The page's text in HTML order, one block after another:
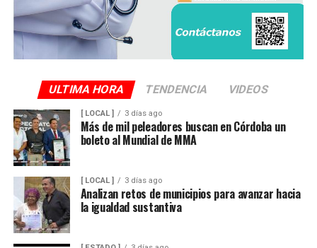
El dirigente sostuvo que México cuenta con la capacidad
suficiente para abastecer la demanda nacional, por lo
que consideró innecesaria la importación de este
En ese sentido, exhortó a la población a revisar el origen
del huevo antes de comprarlo y dar preferencia al
producto nacional, al asegurar que ofrece mayor
frescura y calidad, además de respaldar la economía de
Finalmente, destacó que entre Veracruz y Puebla
operan ocho empresas productoras con más de 350
granjas avícolas, las cuales representan una importante
ULTIMA HORA TENDENCIA VIDEOS
[ LOCAL ] 3 días ago
Más de mil peleadores buscan en Córdoba un
boleto al Mundial de MMA
[ LOCAL ] 3 días ago
Analizan retos de municipios para avanzar hacia
la igualdad sustantiva